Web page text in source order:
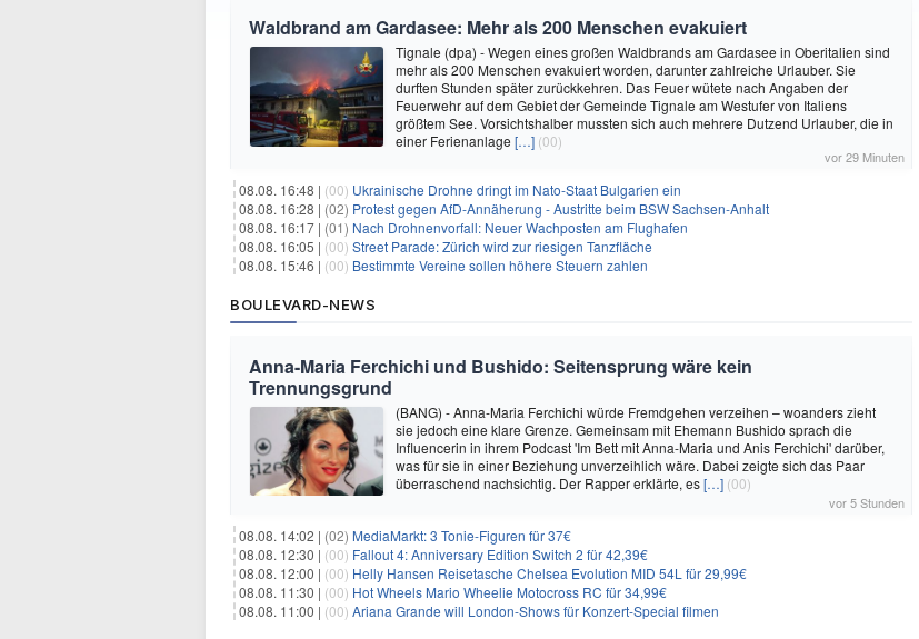
Waldbrand am Gardasee: Mehr als 200 Menschen evakuiert
Tignale (dpa) - Wegen eines großen Waldbrands am Gardasee in Oberitalien sind
mehr als 200 Menschen evakuiert worden, darunter zahlreiche Urlauber. Sie
durften Stunden später zurückkehren. Das Feuer wütete nach Angaben der
Feuerwehr auf dem Gebiet der Gemeinde Tignale am Westufer von Italiens
größtem See. Vorsichtshalber mussten sich auch mehrere Dutzend Urlauber, die in
einer Ferienanlage […] (00)
vor 29 Minuten
08.08. 16:48 | (00) Ukrainische Drohne dringt im Nato-Staat Bulgarien ein
08.08. 16:28 | (02) Protest gegen AfD-Annäherung - Austritte beim BSW Sachsen-Anhalt
08.08. 16:17 | (01) Nach Drohnenvorfall: Neuer Wachposten am Flughafen
08.08. 16:05 | (00) Street Parade: Zürich wird zur riesigen Tanzfläche
08.08. 15:46 | (00) Bestimmte Vereine sollen höhere Steuern zahlen
BOULEVARD-NEWS
Anna-Maria Ferchichi und Bushido: Seitensprung wäre kein
Trennungsgrund
(BANG) - Anna-Maria Ferchichi würde Fremdgehen verzeihen – woanders zieht
sie jedoch eine klare Grenze. Gemeinsam mit Ehemann Bushido sprach die
Influencerin in ihrem Podcast 'Im Bett mit Anna-Maria und Anis Ferchichi' darüber,
was für sie in einer Beziehung unverzeihlich wäre. Dabei zeigte sich das Paar
überraschend nachsichtig. Der Rapper erklärte, es[…] (00)
vor 5 Stunden
08.08. 14:02 | (02) MediaMarkt: 3 Tonie-Figuren für 37€
08.08. 12:30 | (00) Fallout 4: Anniversary Edition Switch 2 für 42,39€
08.08. 12:00 | (00) Helly Hansen Reisetasche Chelsea Evolution MID 54L für 29,99€
08.08. 11:30 | (00) Hot Wheels Mario Wheelie Motocross RC für 34,99€
08.08. 11:00 | (00) Ariana Grande will London-Shows für Konzert-Special filmen